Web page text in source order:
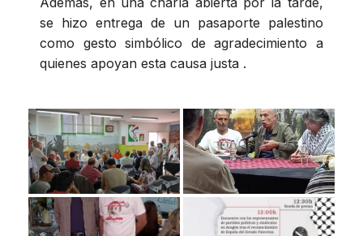
se hizo entrega de un pasaporte palestino
como gesto simbólico de agradecimiento a
quienes apoyan esta causa justa .